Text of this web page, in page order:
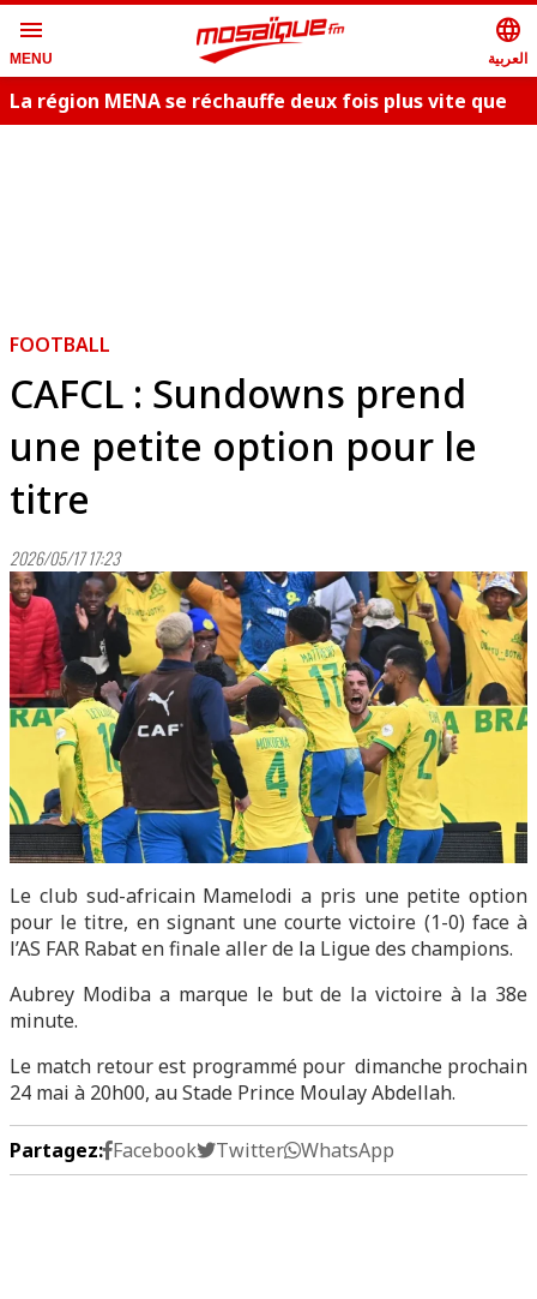
menu
MENU
language
العربية
La région MENA se réchauffe deux fois plus vite que
FOOTBALL
CAFCL : Sundowns prend
une petite option pour le
titre
2026/05/17 17:23
Le club sud-africain Mamelodi a pris une petite option
pour le titre, en signant une courte victoire (1-0) face à
l’AS FAR Rabat en finale aller de la Ligue des champions.
Aubrey Modiba a marque le but de la victoire à la 38e
minute.
Le match retour est programmé pour dimanche prochain
24 mai à 20h00, au Stade Prince Moulay Abdellah.
Partagez: Facebook Twitter WhatsApp